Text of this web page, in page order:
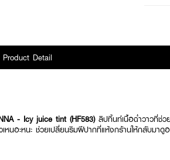
Product Detail
- Icy juice tint (HF583) ลิปทิ้นท์เนื้อฉ่ำวาวที่ช่ว
เหนอะหนะ ช่วยเปลี่ยนริมฝีปากที่แห้งกร้านให้กลับมา